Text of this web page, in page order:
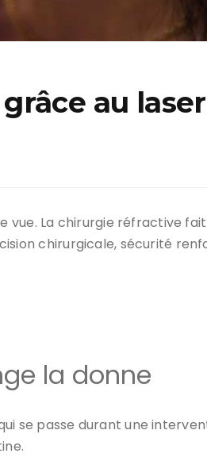
au laser
vue. La chirurgie réfractive
chirurgicale, sécurité
la donne
se passe durant une